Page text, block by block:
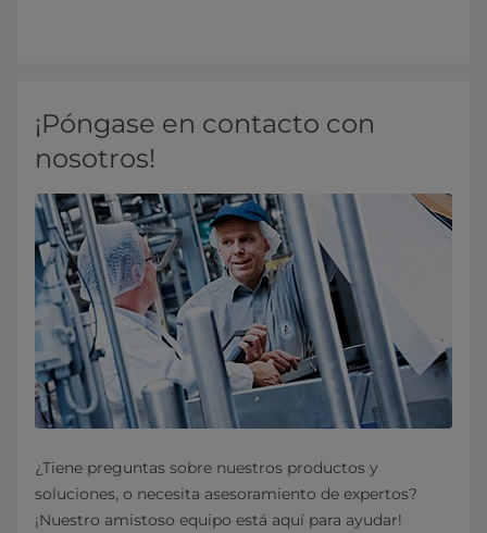
¡Póngase en contacto con
nosotros!
¿Tiene preguntas sobre nuestros productos y
soluciones, o necesita asesoramiento de expertos?
¡Nuestro amistoso equipo está aquí para ayudar!